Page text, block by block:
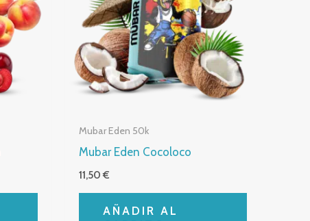
Mubar Eden 50k
Mubar Eden Cocoloco
11,50€
AÑADIR AL